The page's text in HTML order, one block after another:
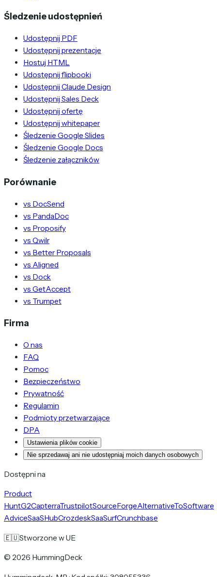
Śledzenie udostępnień
Udostępnij PDF
Udostępnij prezentacje
Hostuj HTML
Udostępnij flipbooki
Udostępnij Claude Design
Udostępnij Sales Deck
Udostępnij ofertę
Udostępnij whitepaper
Śledzenie Google Slides
Śledzenie Google Docs
Śledzenie załączników
Porównanie
vs DocSend
vs PandaDoc
vs Proposify
vs Qwilr
vs Better Proposals
vs Aligned
vs Dock
vs GetAccept
vs Trumpet
Firma
O nas
FAQ
Pomoc
Bezpieczeństwo
Prywatność
Regulamin
Podmioty przetwarzające
DPA
Ustawienia plików cookie
Nie sprzedawaj ani nie udostępniaj moich danych osobowych
Dostępni na
Product
HuntG2CapterraTrustpilotSourceForgeAlternativeToSoftware
AdviceSaaSHubCrozdeskSaaSurfCrunchbase
🇪🇺Stworzone w UE
© 2026 HummingDeck